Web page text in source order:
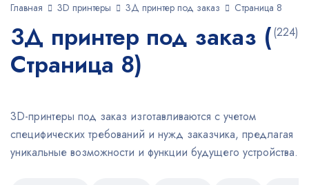
Главная 3D принтеры 3Д принтер под заказ Страница 8
3Д принтер под заказ (
Страница 8)
(224)
3D-принтеры под заказ изготавливаются с учетом
специфических требований и нужд заказчика, предлагая
уникальные возможности и функции будущего устройства.